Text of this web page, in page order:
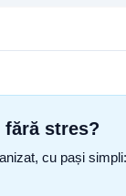
stres?
cu pași